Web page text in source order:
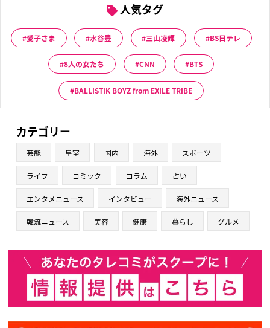
人気タグ
愛子さま 水谷豊 三山凌輝 BS日テレ
8人の女たち CNN BTS
BALLISTIK BOYZ from EXILE TRIBE
カテゴリー
芸能 皇室 国内 海外 スポーツ
ライフ コミック コラム 占い
エンタメニュース インタビュー 海外ニュース
韓流ニュース 美容 健康 暮らし グルメ